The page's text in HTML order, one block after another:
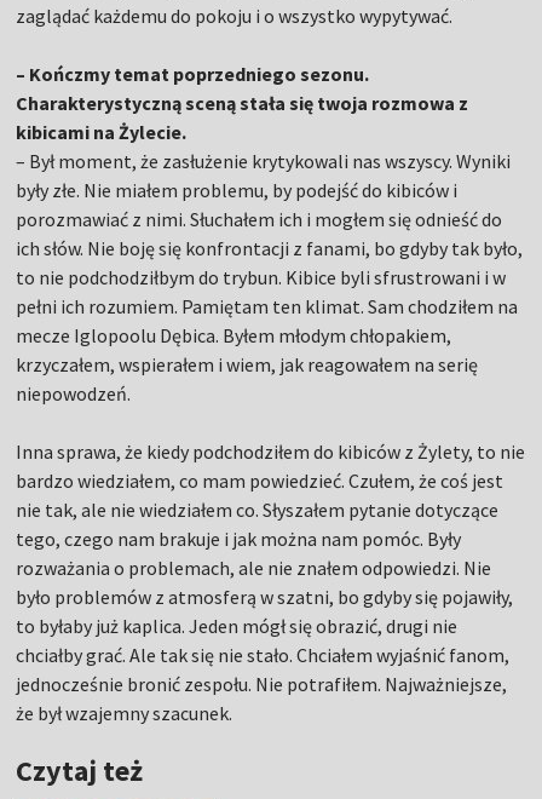
zaglądać każdemu do pokoju i o wszystko wypytywać.
– Kończmy temat poprzedniego sezonu.
Charakterystyczną sceną stała się twoja rozmowa z
kibicami na Żylecie.
– Był moment, że zasłużenie krytykowali nas wszyscy. Wyniki
były złe. Nie miałem problemu, by podejść do kibiców i
porozmawiać z nimi. Słuchałem ich i mogłem się odnieść do
ich słów. Nie boję się konfrontacji z fanami, bo gdyby tak było,
to nie podchodziłbym do trybun. Kibice byli sfrustrowani i w
pełni ich rozumiem. Pamiętam ten klimat. Sam chodziłem na
mecze Iglopoolu Dębica. Byłem młodym chłopakiem,
krzyczałem, wspierałem i wiem, jak reagowałem na serię
niepowodzeń.
Inna sprawa, że kiedy podchodziłem do kibiców z Żylety, to nie
bardzo wiedziałem, co mam powiedzieć. Czułem, że coś jest
nie tak, ale nie wiedziałem co. Słyszałem pytanie dotyczące
tego, czego nam brakuje i jak można nam pomóc. Były
rozważania o problemach, ale nie znałem odpowiedzi. Nie
było problemów z atmosferą w szatni, bo gdyby się pojawiły,
to byłaby już kaplica. Jeden mógł się obrazić, drugi nie
chciałby grać. Ale tak się nie stało. Chciałem wyjaśnić fanom,
jednocześnie bronić zespołu. Nie potrafiłem. Najważniejsze,
że był wzajemny szacunek.
Czytaj też